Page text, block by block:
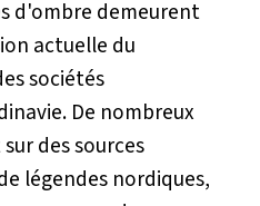
d'ombre demeurent
actuelle du
sociétés
De nombreux
des sources
légendes nordiques,